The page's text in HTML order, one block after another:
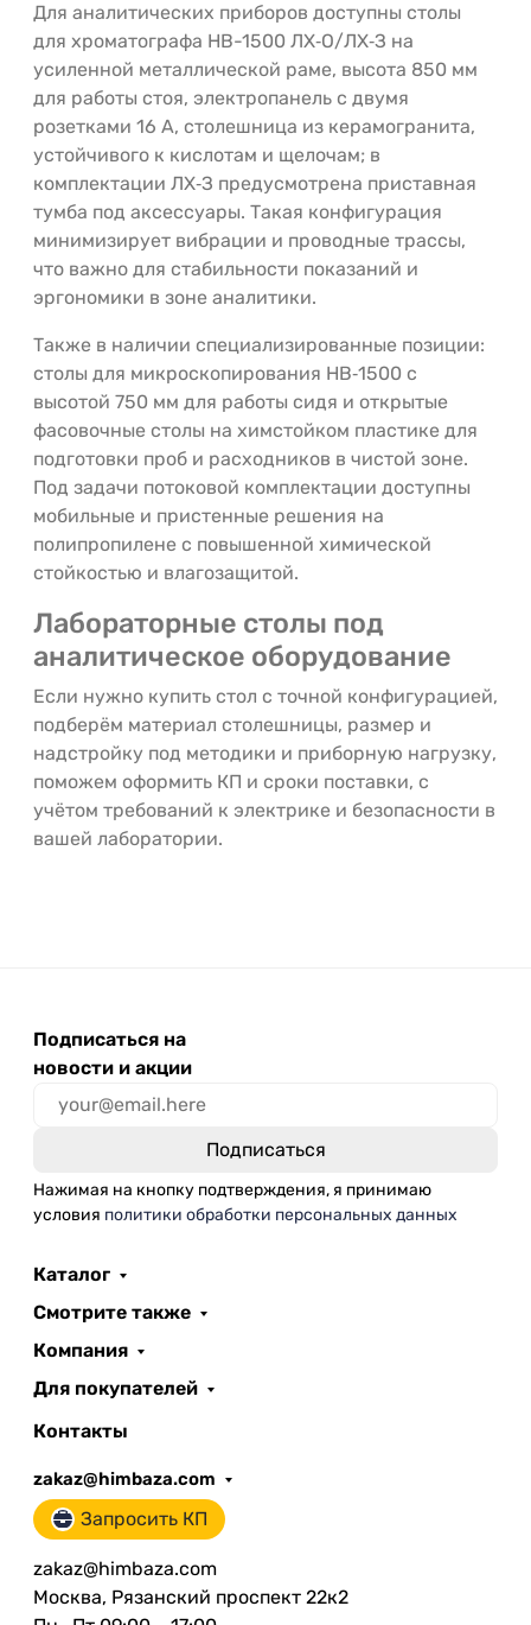
Для аналитических приборов доступны столы
для хроматографа НВ-1500 ЛХ‑О/ЛХ‑З на
усиленной металлической раме, высота 850 мм
для работы стоя, электропанель с двумя
розетками 16 А, столешница из керамогранита,
устойчивого к кислотам и щелочам; в
комплектации ЛХ‑З предусмотрена приставная
тумба под аксессуары. Такая конфигурация
минимизирует вибрации и проводные трассы,
что важно для стабильности показаний и
эргономики в зоне аналитики.
Также в наличии специализированные позиции:
столы для микроскопирования НВ‑1500 с
высотой 750 мм для работы сидя и открытые
фасовочные столы на химстойком пластике для
подготовки проб и расходников в чистой зоне.
Под задачи потоковой комплектации доступны
мобильные и пристенные решения на
полипропилене с повышенной химической
стойкостью и влагозащитой.
Лабораторные столы под
аналитическое оборудование
Если нужно купить стол с точной конфигурацией,
подберём материал столешницы, размер и
надстройку под методики и приборную нагрузку,
поможем оформить КП и сроки поставки, с
учётом требований к электрике и безопасности в
вашей лаборатории.
Подписаться на
новости и акции
Нажимая на кнопку подтверждения, я принимаю
условия политики обработки персональных данных
Каталог
Смотрите также
Компания
Для покупателей
Контакты
zakaz@himbaza.com
Запросить КП
zakaz@himbaza.com
Москва, Рязанский проспект 22к2